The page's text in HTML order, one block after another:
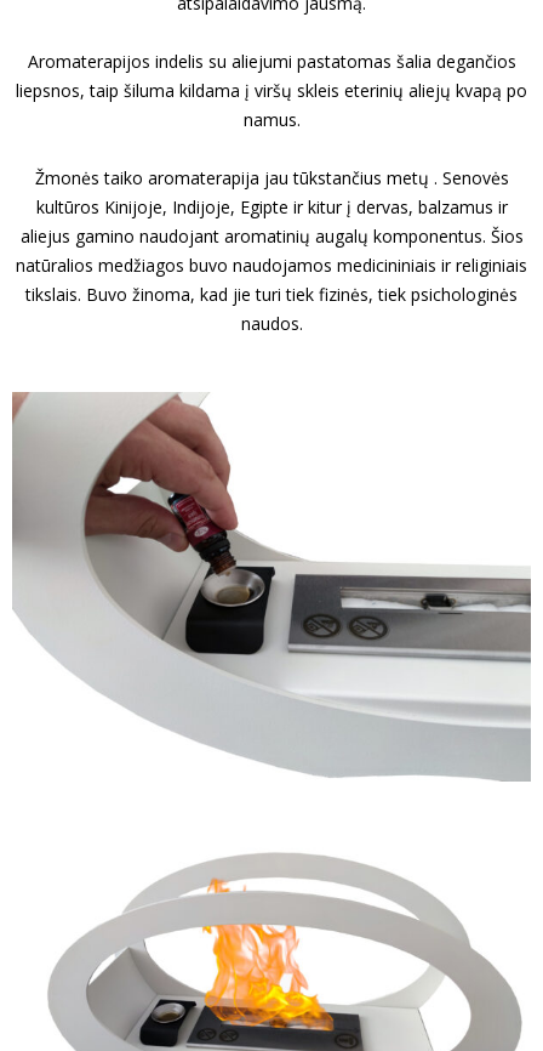
Aromaterapijos indelis su aliejumi pastatomas šalia degančios
liepsnos, taip šiluma kildama į viršų skleis eterinių aliejų kvapą po
namus.
Žmonės taiko aromaterapija jau tūkstančius metų . Senovės
kultūros Kinijoje, Indijoje, Egipte ir kitur į dervas, balzamus ir
aliejus gamino naudojant aromatinių augalų komponentus. Šios
natūralios medžiagos buvo naudojamos medicininiais ir religiniais
tikslais. Buvo žinoma, kad jie turi tiek fizinės, tiek psichologinės
naudos.